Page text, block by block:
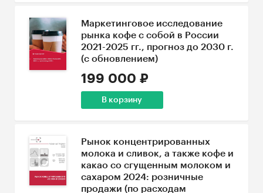
Маркетинговое исследование
рынка кофе с собой в России
2021-2025 гг., прогноз до 2030 г.
(с обновлением)
199 000 ₽
В корзину
Рынок концентрированных
молока и сливок, а также кофе и
какао со сгущенным молоком и
сахаром 2024: розничные
продажи (по расходам